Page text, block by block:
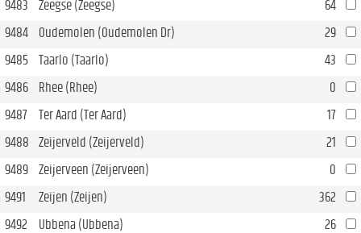
9483 Zeegse (Zeegse)
64
9484
Oudemolen (Oudemolen Dr)
29
9485
Taarlo (Taarlo)
43
9486
Rhee (Rhee)
0
9487
Ter Aard (Ter Aard)
17
9488
Zeijerveld (Zeijerveld)
21
9489
Zeijerveen (Zeijerveen)
0
9491
Zeijen (Zeijen)
362
9492
Ubbena (Ubbena)
26